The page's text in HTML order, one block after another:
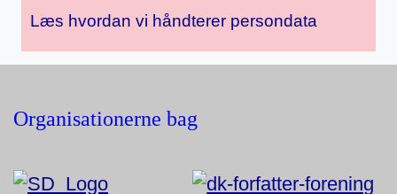
Læs hvordan vi håndterer persondata
Organisationerne bag